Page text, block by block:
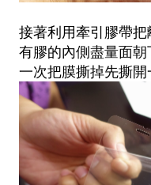
接著利用牽引膠帶
有膠的內側盡量面
一次把膜撕掉先撕開